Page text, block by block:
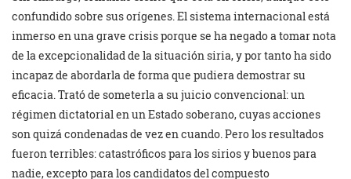
confundido sobre sus orígenes. El sistema internacional está
inmerso en una grave crisis porque se ha negado a tomar nota
de la excepcionalidad de la situación siria, y por tanto ha sido
incapaz de abordarla de forma que pudiera demostrar su
eficacia. Trató de someterla a su juicio convencional: un
régimen dictatorial en un Estado soberano, cuyas acciones
son quizá condenadas de vez en cuando. Pero los resultados
fueron terribles: catastróficos para los sirios y buenos para
nadie, excepto para los candidatos del compuesto